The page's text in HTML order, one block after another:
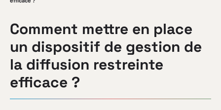
Comment mettre en place
un dispositif de gestion de
la diffusion restreinte
efficace ?